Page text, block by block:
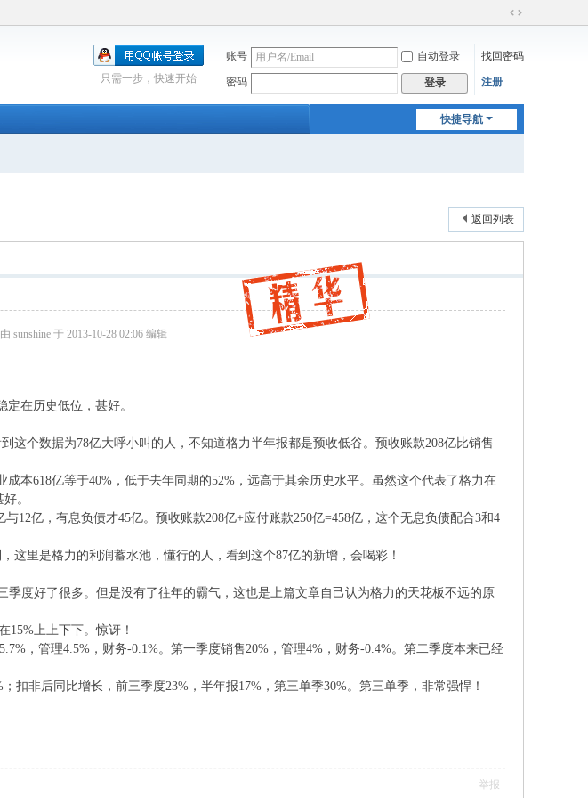
切
到
账号 自动登录 找回密码
密码 登录 注册
只需一步，快速开始
快捷导航
返回列表
sunshine 于 2013-10-28 02:06 编辑
定在历史低位，甚好。
这个数据为78亿大呼小叫的人，不知道格力半年报都是预收低谷。预收账款208亿比销售
本618亿等于40%，低于去年同期的52%，远高于其余历史水平。虽然这个代表了格力在
。
12亿，有息负债才45亿。预收账款208亿+应付账款250亿=458亿，这个无息负债配合3和4
这里是格力的利润蓄水池，懂行的人，看到这个87亿的新增，会喝彩！
季度好了很多。但是没有了往年的霸气，这也是上篇文章自己认为格力的天花板不远的原
15%上上下下。惊讶！
，管理4.5%，财务-0.1%。第一季度销售20%，管理4%，财务-0.4%。第二季度本来已经
扣非后同比增长，前三季度23%，半年报17%，第三单季30%。第三单季，非常强悍！
举报